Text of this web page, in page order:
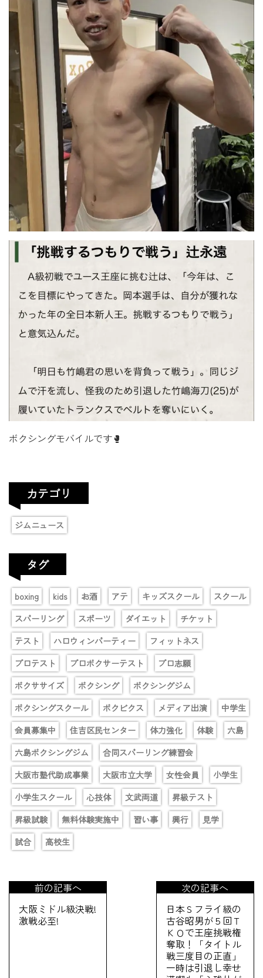
ボクシングモバイルです🥊
カテゴリ
ジムニュース
タグ
boxing kids お酒 アテ キッズスクール
スクール
スパーリング
スポーツ ダイエット
チケット
テスト
ハロウィンパーティー
フィットネス
プロテスト
プロボクサーテスト
プロ志願
ボクササイズ
ボクシング
ボクシングジム
ボクシングスクール
ボクビクス メディア出演
中学生
会員募集中
住吉区民センター 体力強化 体験
六島
六島ボクシングジム
合同スパーリング練習会
大阪市塾代助成事業
大阪市立大学 女性会員
小学生
小学生スクール
心技体 文武両道
昇級テスト
昇級試験
無料体験実施中 習い事 興行
見学
試合
高校生
前の記事へ
大阪ミドル級決戦!
激戦必至!
次の記事へ
日本Ｓフライ級の
古谷昭男が５回Ｔ
ＫＯで王座挑戦権
奪取！「タイトル
戦三度目の正直」
一時は引退し幸せ